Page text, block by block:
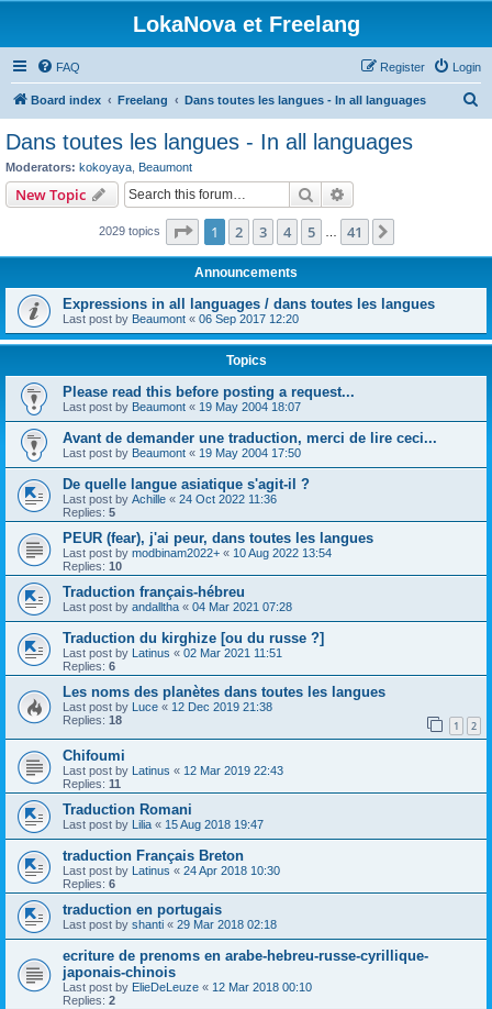
LokaNova et Freelang
FAQ Login
Register
Board index Freelang Dans toutes les langues - In all languages
Dans toutes les langues - In all languages
Moderators: kokoyaya Beaumont
New Topic Search
2029 topics Page 1of 41
1 2 3 4 5 41
Announcements
Expressions in all languages / dans toutes les langues
Last post by Beaumont « 06 Sep 2017 12:20
Topics
Please read this before posting a request...
Last post by Beaumont « 19 May 2004 18:07
Avant de demander une traduction, merci de lire ceci...
Last post by Beaumont « 19 May 2004 17:50
De quelle langue asiatique s'agit-il ?
Last post by Achille « 24 Oct 2022 11:36
Replies: 5
PEUR (fear), j'ai peur, dans toutes les langues
Last post by modbinam2022+ « 10 Aug 2022 13:54
Replies: 10
Traduction français-hébreu
Last post by andalltha « 04 Mar 2021 07:28
Traduction du kirghize [ou du russe ?]
Last post by Latinus « 02 Mar 2021 11:51
Replies: 6
Les noms des planètes dans toutes les langues
Last post by Luce « 12 Dec 2019 21:38
Replies: 18 1 2
Chifoumi
Last post by Latinus « 12 Mar 2019 22:43
Replies: 11
Traduction Romani
Last post by Lilia « 15 Aug 2018 19:47
traduction Français Breton
Last post by Latinus « 24 Apr 2018 10:30
Replies: 6
traduction en portugais
Last post by shanti « 29 Mar 2018 02:18
ecriture de prenoms en arabe-hebreu-russe-cyrillique-
japonais-chinois
Last post by ElieDeLeuze « 12 Mar 2018 00:10
Replies: 2